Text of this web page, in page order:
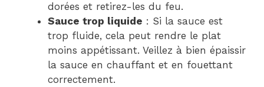
dorées et retirez-les du feu.
Sauce trop liquide : Si la sauce est
trop fluide, cela peut rendre le plat
moins appétissant. Veillez à bien épaissir
la sauce en chauffant et en fouettant
correctement.